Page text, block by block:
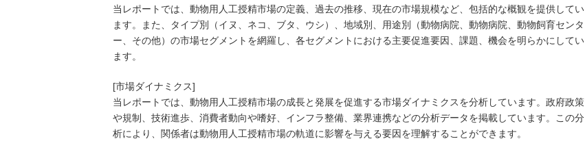
当レポートでは、動物用人工授精市場の定義、過去の推移、現在の市場規模など、包括的な概観を提供してい
ます。また、タイプ別（イヌ、ネコ、ブタ、ウシ）、地域別、用途別（動物病院、動物病院、動物飼育センタ
ー、その他）の市場セグメントを網羅し、各セグメントにおける主要促進要因、課題、機会を明らかにしてい
ます。
[市場ダイナミクス]
当レポートでは、動物用人工授精市場の成長と発展を促進する市場ダイナミクスを分析しています。政府政策
や規制、技術進歩、消費者動向や嗜好、インフラ整備、業界連携などの分析データを掲載しています。この分
析により、関係者は動物用人工授精市場の軌道に影響を与える要因を理解することができます。